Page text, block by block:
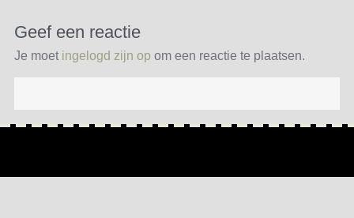
Geef een reactie
Je moet ingelogd zijn op om een reactie te plaatsen.